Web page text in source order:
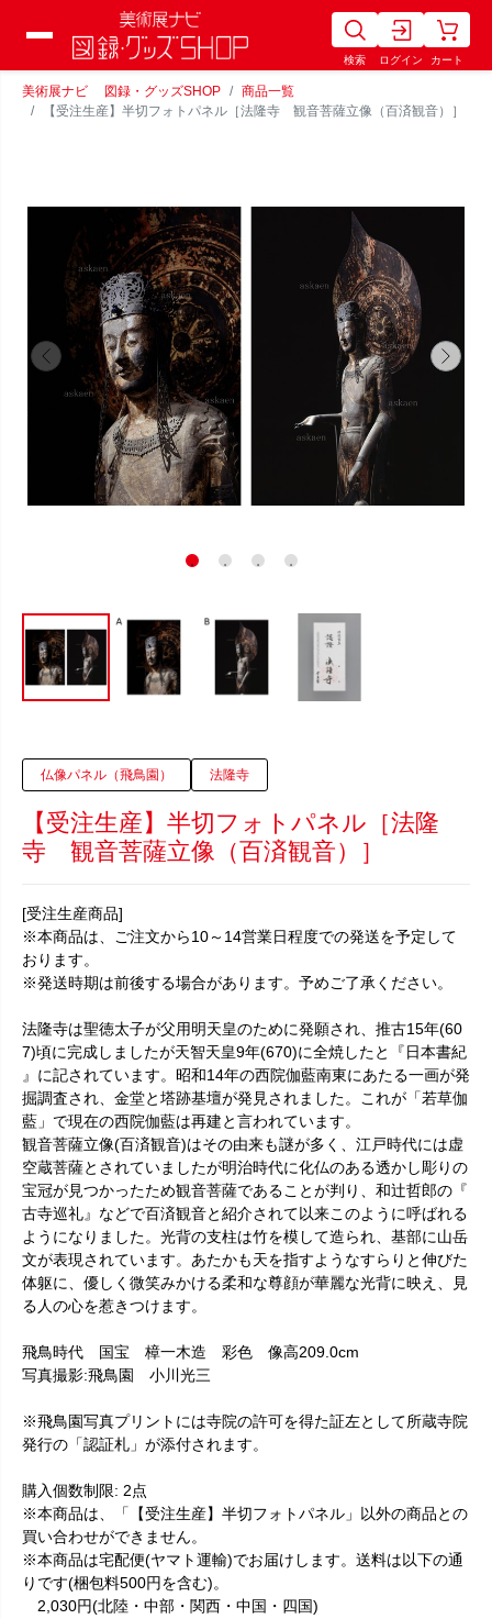
検索 ログイン カート
美術展ナビ 図録・グッズSHOP
商品一覧
【受注生産】半切フォトパネル［法隆寺 観音菩薩立像（百済観音）］
仏像パネル（飛鳥園） 法隆寺
【受注生産】半切フォトパネル［法隆
寺 観音菩薩立像（百済観音）］
[受注生産商品]
※本商品は、ご注文から10～14営業日程度での発送を予定して
おります。
※発送時期は前後する場合があります。予めご了承ください。
法隆寺は聖徳太子が父用明天皇のために発願され、推古15年(60
7)頃に完成しましたが天智天皇9年(670)に全焼したと『日本書紀
』に記されています。昭和14年の西院伽藍南東にあたる一画が発
掘調査され、金堂と塔跡基壇が発見されました。これが「若草伽
藍」で現在の西院伽藍は再建と言われています。
観音菩薩立像(百済観音)はその由来も謎が多く、江戸時代には虚
空蔵菩薩とされていましたが明治時代に化仏のある透かし彫りの
宝冠が見つかったため観音菩薩であることが判り、和辻哲郎の『
古寺巡礼』などで百済観音と紹介されて以来このように呼ばれる
ようになりました。光背の支柱は竹を模して造られ、基部に山岳
文が表現されています。あたかも天を指すようなすらりと伸びた
体躯に、優しく微笑みかける柔和な尊顔が華麗な光背に映え、見
る人の心を惹きつけます。
飛鳥時代 国宝 樟一木造 彩色 像高209.0cm
写真撮影:飛鳥園 小川光三
※飛鳥園写真プリントには寺院の許可を得た証左として所蔵寺院
発行の「認証札」が添付されます。
購入個数制限: 2点
※本商品は、「【受注生産】半切フォトパネル」以外の商品との
買い合わせができません。
※本商品は宅配便(ヤマト運輸)でお届けします。送料は以下の通
りです(梱包料500円を含む)。
2,030円(北陸・中部・関西・中国・四国)